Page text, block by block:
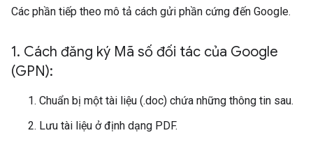
Các phần tiếp theo mô tả cách gửi phần cứng đến Google.
1. Cách đăng ký Mã số đối tác của Google
(GPN):
Chuẩn bị một tài liệu (.doc) chứa những thông tin sau.
Lưu tài liệu ở định dạng PDF.